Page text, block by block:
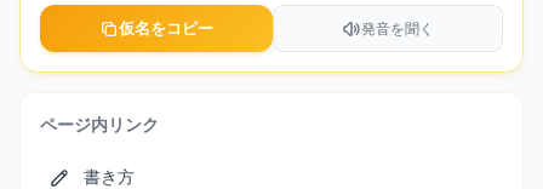
仮名をコピー 発音を聞く
ページ内リンク
書き方